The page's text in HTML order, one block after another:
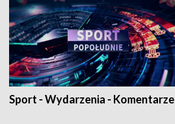
Sport - Wydarzenia - Komentarze